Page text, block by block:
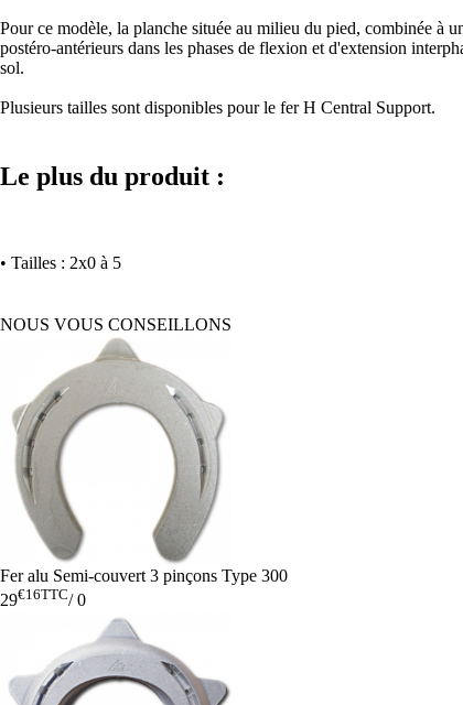
Pour ce modèle, la planche située au milieu du pied, combinée à
postéro-antérieurs dans les phases de flexion et d'extension
sol.
Plusieurs tailles sont disponibles pour le fer H Central Support.
Le plus du produit :
• Tailles : 2x0 à 5
NOUS VOUS CONSEILLONS
Fer alu Semi-couvert 3 pinçons Type 300
29€16TTC/0